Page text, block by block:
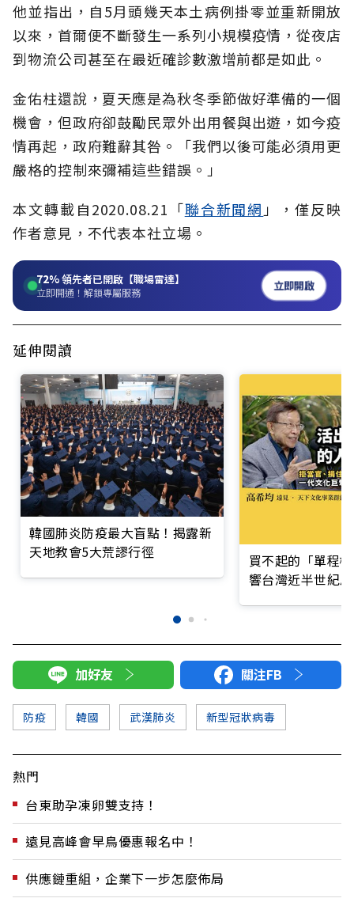
他並指出，自5月頭幾天本土病例掛零並重新開放
以來，首爾便不斷發生一系列小規模疫情，從夜店
到物流公司甚至在最近確診數激增前都是如此。
金佑柱還說，夏天應是為秋冬季節做好準備的一個
機會，但政府卻鼓勵民眾外出用餐與出遊，如今疫
情再起，政府難辭其咎。「我們以後可能必須用更
嚴格的控制來彌補這些錯誤。」
本文轉載自2020.08.21「聯合新聞網 」，僅反映
作者意見，不代表本社立場。
72%領先者已開啟【職場雷達】
立即開通！解鎖專屬服務 立即開啟
延伸閱讀
韓國肺炎防疫最大盲點！揭露新
天地教會5大荒謬行徑
買不起的「單程
響台灣近半世紀
加好友 關注FB
防疫 韓國 武漢肺炎 新型冠狀病毒
熱門
台東助孕凍卵雙支持！
遠見高峰會早鳥優惠報名中！
供應鏈重組，企業下一步怎麼佈局